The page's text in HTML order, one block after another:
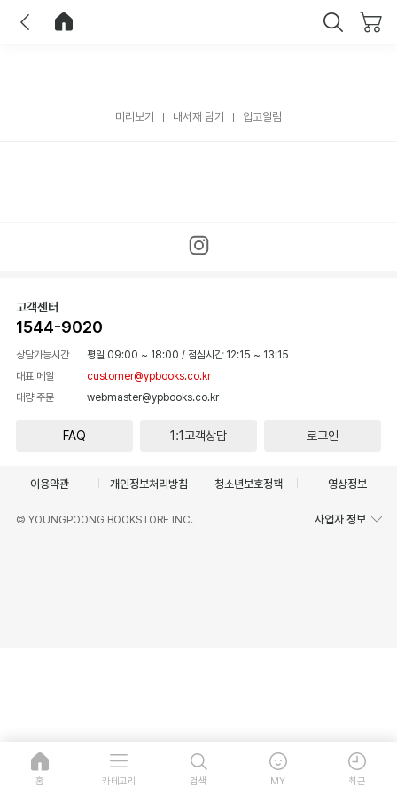
미리보기 내서재 담기 입고알림
고객센터
1544-9020
상담가능시간 평일 09:00 ~ 18:00 / 점심시간 12:15 ~ 13:15
대표 메일
customer@ypbooks.co.kr
대량 주문
webmaster@ypbooks.co.kr
FAQ 1:1고객상담 로그인
이용약관 개인정보처리방침 청소년보호정책 영상정보
© YOUNGPOONG BOOKSTORE INC. 사업자 정보
홈 카테고리 검색 MY 최근